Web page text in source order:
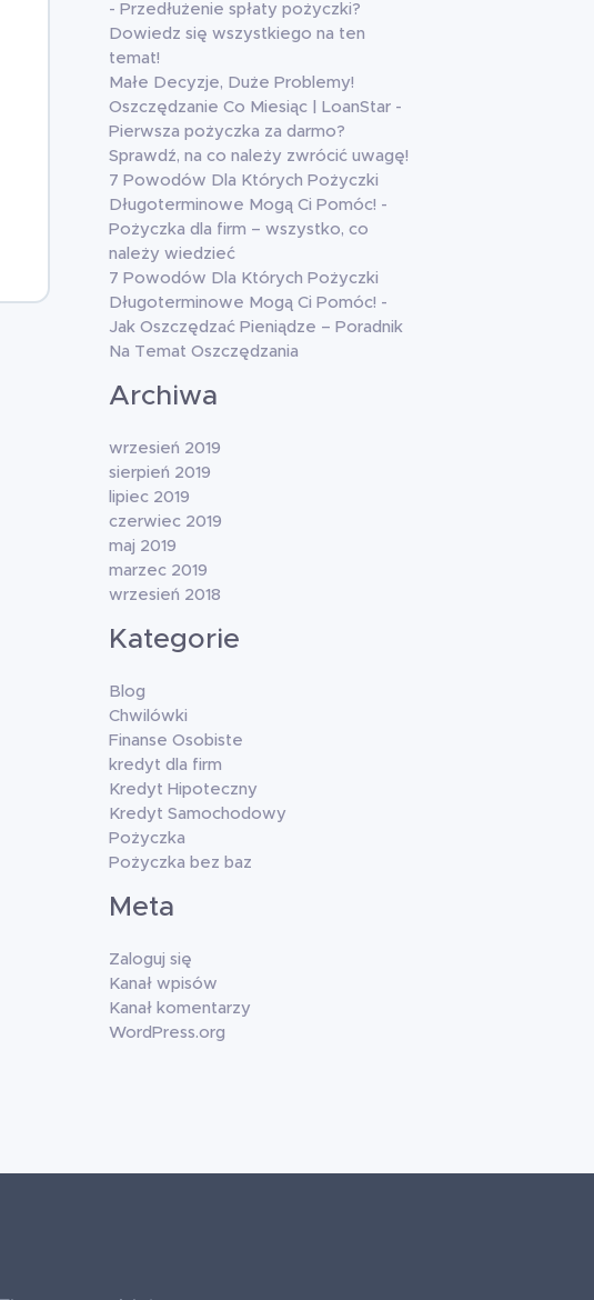
- Przedłużenie spłaty pożyczki?
Dowiedz się wszystkiego na ten
temat!
Małe Decyzje, Duże Problemy!
Oszczędzanie Co Miesiąc | LoanStar -
Pierwsza pożyczka za darmo?
Sprawdź, na co należy zwrócić uwagę!
7 Powodów Dla Których Pożyczki
Długoterminowe Mogą Ci Pomóc! -
Pożyczka dla firm – wszystko, co
należy wiedzieć
7 Powodów Dla Których Pożyczki
Długoterminowe Mogą Ci Pomóc! -
Jak Oszczędzać Pieniądze – Poradnik
Na Temat Oszczędzania
Archiwa
wrzesień 2019
sierpień 2019
lipiec 2019
czerwiec 2019
maj 2019
marzec 2019
wrzesień 2018
Kategorie
Blog
Chwilówki
Finanse Osobiste
kredyt dla firm
Kredyt Hipoteczny
Kredyt Samochodowy
Pożyczka
Pożyczka bez baz
Meta
Zaloguj się
Kanał wpisów
Kanał komentarzy
WordPress.org